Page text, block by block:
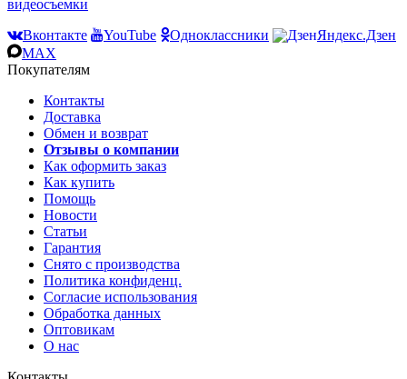
видеосъемки
Вконтакте
YouTube Одноклассники
Яндекс.Дзен
MAX
Покупателям
Контакты
Доставка
Обмен и возврат
Отзывы о компании
Как оформить заказ
Как купить
Помощь
Новости
Статьи
Гарантия
Снято с производства
Политика конфиденц.
Согласие использования
Обработка данных
Оптовикам
О нас